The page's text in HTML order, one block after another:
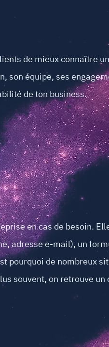
de mieux connaître
son équipe, ses
de ton business.
en cas de besoin.
adresse e-mail), un
pourquoi de nombreux
souvent, on retrouve